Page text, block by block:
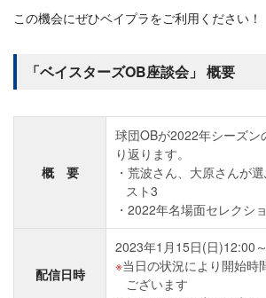
この機会にぜひベイプラをご利用ください！
「ベイスターズOB座談会」 概要
概 要
球団OBが2022年シーズン
り返ります。
荒波さん、大原さんが
スト3
2022年名場面セレクシ
配信日時
2023年1月15日(日)12:00～
当日の状況により開始時
ございます